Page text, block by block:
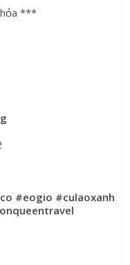
***
#eogio #culaoxanh